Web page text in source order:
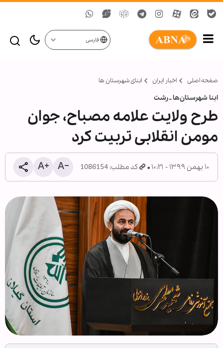
فارسی
صفحه اصلی اخبار ایران ابنای شهرستان ها
ابنا شهرستان‌ها ـ رشت
طرح ولایت علامه مصباح، جوان
مومن انقلابی تربیت کرد
۱۰ بهمن ۱۳۹۹ - ۱۰:۲۱ کد مطلب: 1086154